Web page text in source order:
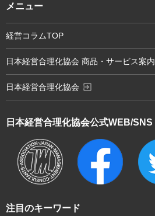
注目のキーワード
日本経営合理化協会公式WEB/SNS
メニュー
経営コラムTOP
日本経営合理化協会 商品・サービス案内
日本経営合理化協会 exit_to_app